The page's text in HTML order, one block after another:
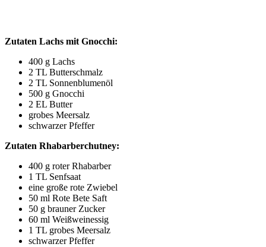
Zuta­ten Lachs mit Gnocchi:
400 g Lachs
2 TL Butterschmalz
2 TL Sonnenblumenöl
500 g Gnocchi
2 EL Butter
gro­bes Meersalz
schwar­zer Pfeffer
Zuta­ten Rhabarberchutney:
400 g roter Rhabarber
1 TL Senfsaat
eine gro­ße rote Zwiebel
50 ml Rote Bete Saft
50 g brau­ner Zucker
60 ml Weißweinessig
1 TL gro­bes Meersalz
schwar­zer Pfeffer